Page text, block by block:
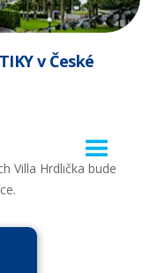
v České
Villa Hrdlička bude